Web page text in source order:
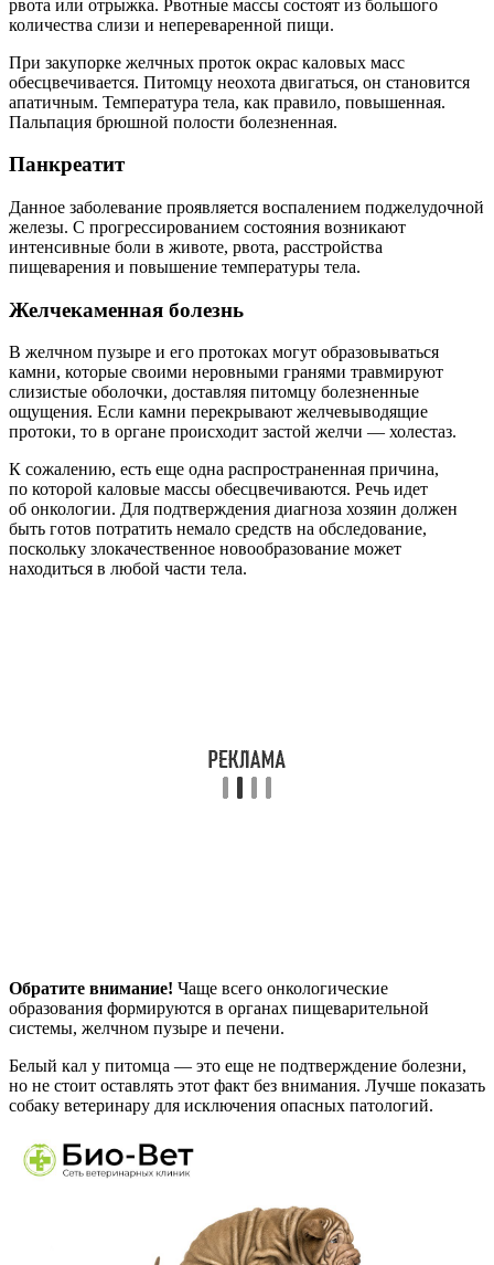
рвота или отрыжка. Рвотные массы состоят из большого
количества слизи и непереваренной пищи.
При закупорке желчных проток окрас каловых масс
обесцвечивается. Питомцу неохота двигаться, он становится
апатичным. Температура тела, как правило, повышенная.
Пальпация брюшной полости болезненная.
Панкреатит
Данное заболевание проявляется воспалением поджелудочной
железы. С прогрессированием состояния возникают
интенсивные боли в животе, рвота, расстройства
пищеварения и повышение температуры тела.
Желчекаменная болезнь
В желчном пузыре и его протоках могут образовываться
камни, которые своими неровными гранями травмируют
слизистые оболочки, доставляя питомцу болезненные
ощущения. Если камни перекрывают желчевыводящие
протоки, то в органе происходит застой желчи — холестаз.
К сожалению, есть еще одна распространенная причина,
по которой каловые массы обесцвечиваются. Речь идет
об онкологии. Для подтверждения диагноза хозяин должен
быть готов потратить немало средств на обследование,
поскольку злокачественное новообразование может
находиться в любой части тела.
Обратите внимание! Чаще всего онкологические
образования формируются в органах пищеварительной
системы, желчном пузыре и печени.
Белый кал у питомца — это еще не подтверждение болезни,
но не стоит оставлять этот факт без внимания. Лучше показать
собаку ветеринару для исключения опасных патологий.